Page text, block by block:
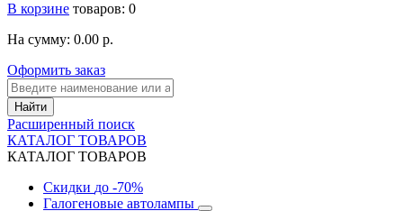
В корзине товаров: 0
На сумму: 0.00 р.
Оформить заказ
Расширенный поиск
КАТАЛОГ ТОВАРОВ
КАТАЛОГ ТОВАРОВ
Скидки до -70%
Галогеновые автолампы